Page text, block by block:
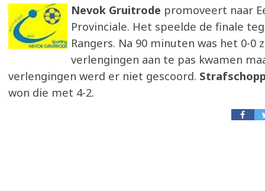
Nevok Gruitrode promoveert naar
Provinciale. Het speelde de finale
Rangers. Na 90 minuten was het 0-0
verlengingen aan te pas kwamen
verlengingen werd er niet gescoord.
won die met 4-2.